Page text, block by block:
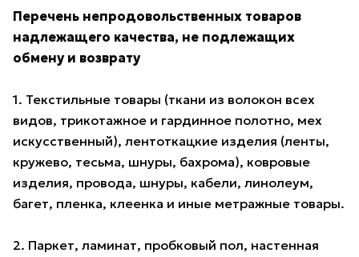
Перечень непродовольственных товаров
надлежащего качества, не подлежащих
обмену и возврату
1. Текстильные товары (ткани из волокон всех
видов, трикотажное и гардинное полотно, мех
искусственный), лентоткацкие изделия (ленты,
кружево, тесьма, шнуры, бахрома), ковровые
изделия, провода, шнуры, кабели, линолеум,
багет, пленка, клеенка и иные метражные товары.
2. Паркет, ламинат, пробковый пол, настенная